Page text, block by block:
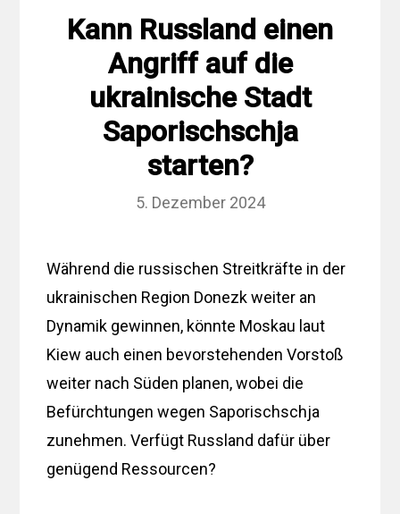
Kann Russland einen
Angriff auf die
ukrainische Stadt
Saporischschja
starten?
5. Dezember 2024
Während die russischen Streitkräfte in der
ukrainischen Region Donezk weiter an
Dynamik gewinnen, könnte Moskau laut
Kiew auch einen bevorstehenden Vorstoß
weiter nach Süden planen, wobei die
Befürchtungen wegen Saporischschja
zunehmen. Verfügt Russland dafür über
genügend Ressourcen?